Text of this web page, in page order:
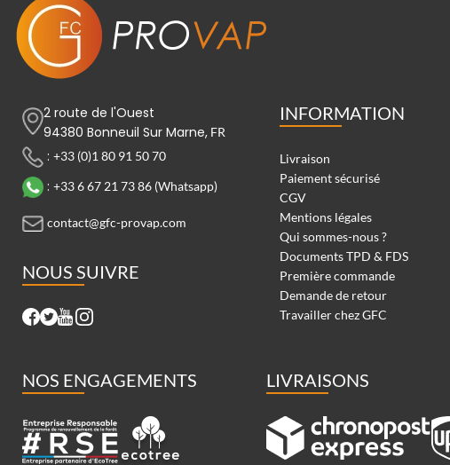
2 route de l'Ouest
94380 Bonneuil Sur Marne, FR
: +33 (0)1 80 91 50 70
: +33 6 67 21 73 86 (Whatsapp)
contact@gfc-provap.com
NOUS SUIVRE
INFORMATION
Livraison
Paiement sécurisé
CGV
Mentions légales
Qui sommes-nous ?
Documents TPD & FDS
Première commande
Demande de retour
Travailler chez GFC
NOS ENGAGEMENTS LIVRAISONS